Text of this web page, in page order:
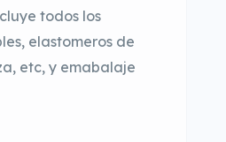
todos los
elastomeros de
etc, y emabalaje